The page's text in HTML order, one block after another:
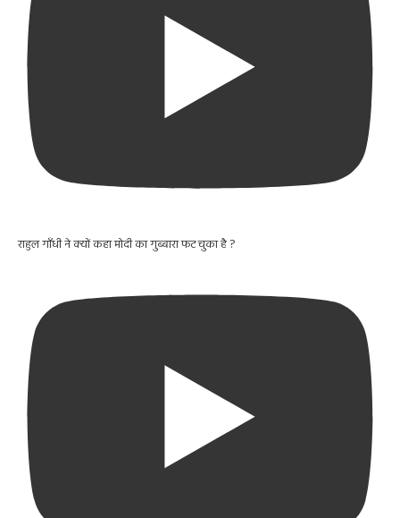
राहुल गाँधी ने क्यों कहा मोदी का गुब्बारा फट चुका है ?